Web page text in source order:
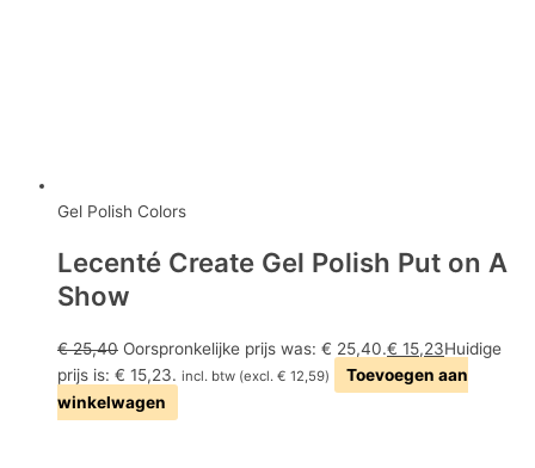
Gel Polish Colors
Lecenté Create Gel Polish Put on A
Show
€25,40 Oorspronkelijke prijs was: € 25,40.€ 15,23Huidige
prijs is: € 15,23. incl. btw (excl. € 12,59)
Toevoegen aan
winkelwagen